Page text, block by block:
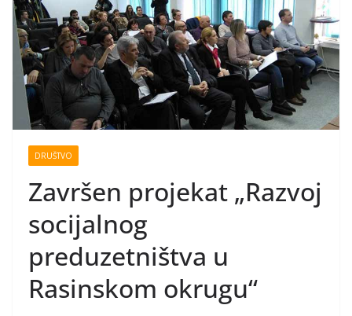
DRUŠTVO
Završen projekat „Razvoj
socijalnog
preduzetništva u
Rasinskom okrugu“